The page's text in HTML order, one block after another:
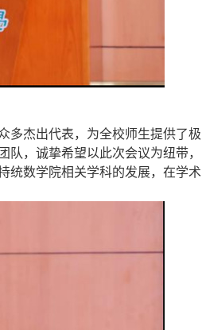
多杰出代表，为全校师生提供了极
，诚挚希望以此次会议为纽带，
统数学院相关学科的发展，在学术